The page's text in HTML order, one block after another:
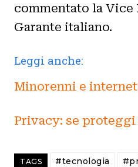
commentato la Vice
Garante italiano.
Leggi anche:
Minorenni e
Privacy: se
TAGS #tecnologia